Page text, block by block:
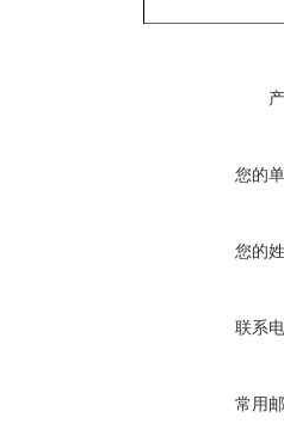
您的
您的
联系
常用